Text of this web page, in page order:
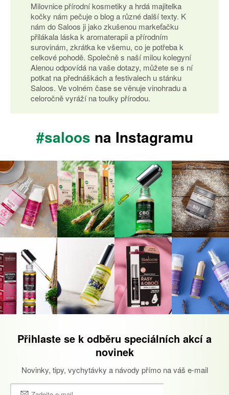
Milovnice přírodní kosmetiky a hrdá majitelka
kočky nám pečuje o blog a různé další texty. K
nám do Saloos ji jako zkušenou markeťačku
přilákala láska k aromaterapii a přírodním
surovinám, zkrátka ke všemu, co je potřeba k
celkové pohodě. Společně s naší milou kolegyní
Alenou odpovídá na vaše dotazy, můžete se s ní
potkat na přednáškách a festivalech u stánku
Saloos. Ve volném čase se věnuje vinohradu a
celoročně vyráží na toulky přírodou.
#saloos na Instagramu
Přihlaste se k odběru speciálních akcí a
novinek
Novinky, tipy, vychytávky a návody přímo na váš e-mail